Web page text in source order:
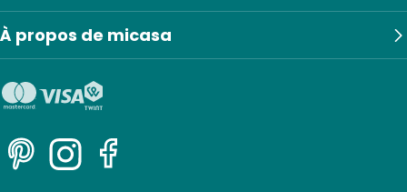
À propos de micasa
PinterestInstagramFacebook